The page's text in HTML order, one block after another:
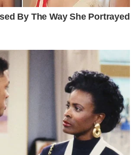
By The Way She Portrayed